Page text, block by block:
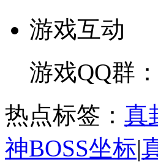
游戏互动
游戏QQ群
热点标签： 真
神BOSS坐标|